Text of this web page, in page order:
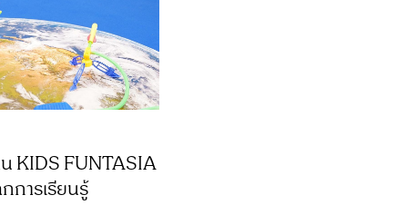
KIDS FUNTASIA
การเรียนรู้